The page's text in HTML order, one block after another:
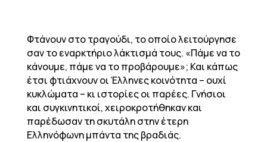
Φτάνουν στο τραγούδι, το οποίο λειτούργησε
σαν το εναρκτήριο λάκτισμά τους. «Πάμε να το
κάνουμε, πάμε να το προβάρουμε»; Και κάπως
έτσι φτιάχνουν οι Έλληνες κοινότητα – ουχί
κυκλώματα – κι ιστορίες οι παρέες. Γνήσιοι
και συγκινητικοί, χειροκροτήθηκαν και
παρέδωσαν τη σκυτάλη στην έτερη
Ελληνόφωνη μπάντα της βραδιάς.